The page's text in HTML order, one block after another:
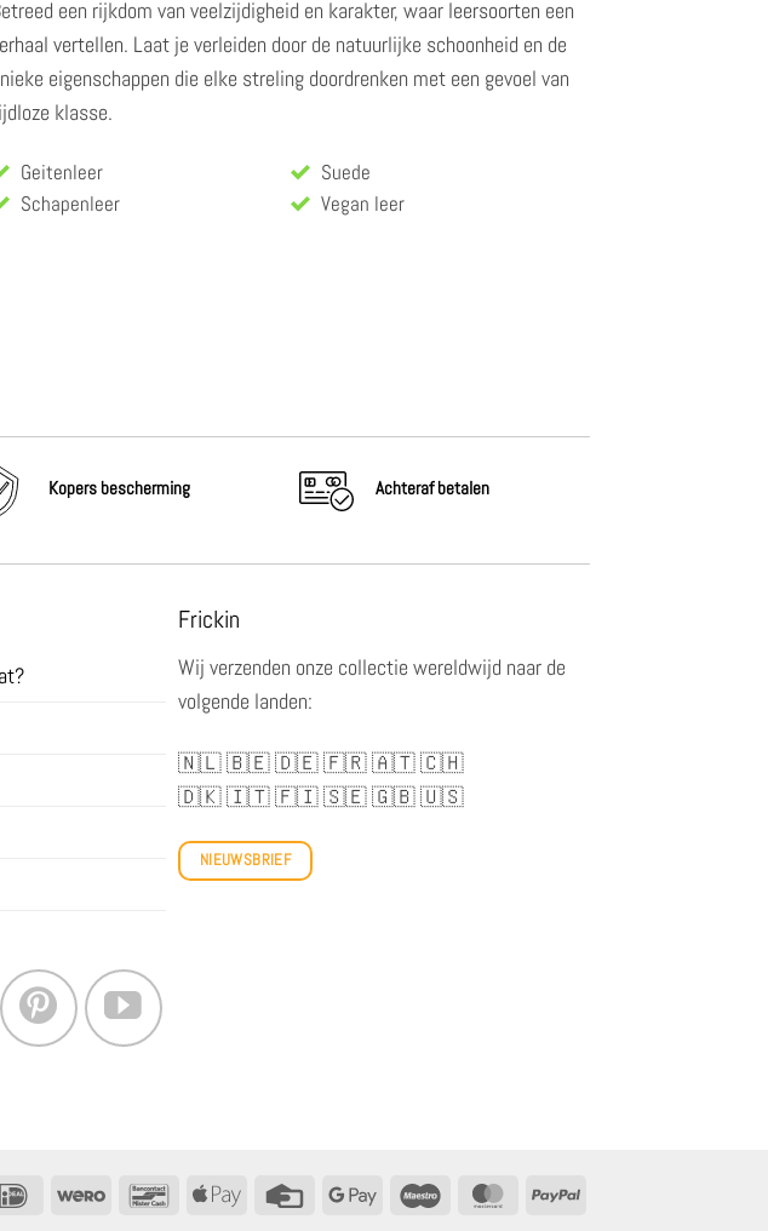
een rijkdom van veelzijdigheid en karakter, waar leersoorten een
vertellen. Laat je verleiden door de natuurlijke schoonheid en de
eigenschappen die elke streling doordrenken met een gevoel van
klasse.
Geitenleer
Schapenleer
Suede
Vegan leer
Kopers bescherming Achterafbetalen
Frickin
Wij verzenden onze collectie wereldwijd naar de
volgende landen:
🇳🇱🇧🇪🇩🇪🇫🇷🇦🇹🇨🇭
🇩🇰🇮🇹🇫🇮🇸🇪🇬🇧🇺🇸
NIEUWSBRIEF
IDeal Wero BancontactApple
CreditcardGoogle
Maestro MasterCardPayPal